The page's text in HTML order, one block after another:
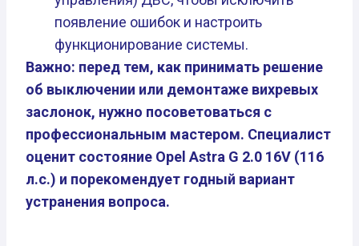
появление ошибок и настроить
функционирование системы.
Важно: перед тем, как принимать решение
об выключении или демонтаже вихревых
заслонок, нужно посоветоваться с
профессиональным мастером. Специалист
оценит состояние Opel Astra G 2.0 16V (116
л.с.) и порекомендует годный вариант
устранения вопроса.